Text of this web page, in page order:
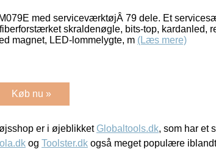
med serviceværktøjÂ 79 dele. Et
skraldenøgle, bits-top, kardanled,
magnet, LED-lommelygte, m (Læs mere)
Køb nu »
er i øjeblikket Globaltools.dk, som har et
og Toolster.dk også meget populære